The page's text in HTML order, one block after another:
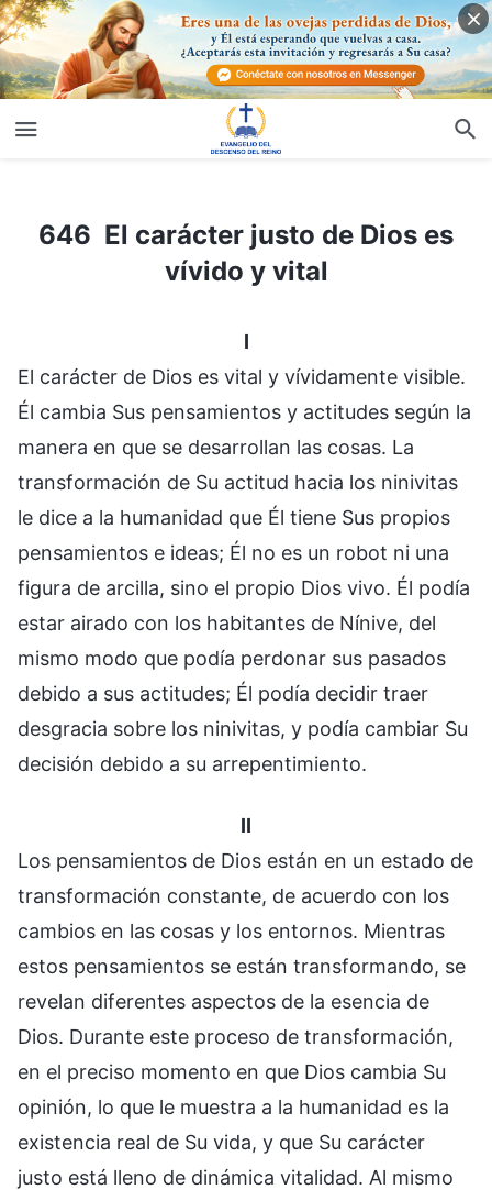
646 El carácter justo de Dios es vívido y vital
646 El carácter justo de Dios es
vívido y vital
I
El carácter de Dios es vital y vívidamente visible.
Él cambia Sus pensamientos y actitudes según la
manera en que se desarrollan las cosas. La
transformación de Su actitud hacia los ninivitas
le dice a la humanidad que Él tiene Sus propios
pensamientos e ideas; Él no es un robot ni una
figura de arcilla, sino el propio Dios vivo. Él podía
estar airado con los habitantes de Nínive, del
mismo modo que podía perdonar sus pasados
debido a sus actitudes; Él podía decidir traer
desgracia sobre los ninivitas, y podía cambiar Su
decisión debido a su arrepentimiento.
II
Los pensamientos de Dios están en un estado de
transformación constante, de acuerdo con los
cambios en las cosas y los entornos. Mientras
estos pensamientos se están transformando, se
revelan diferentes aspectos de la esencia de
Dios. Durante este proceso de transformación,
en el preciso momento en que Dios cambia Su
opinión, lo que le muestra a la humanidad es la
existencia real de Su vida, y que Su carácter
justo está lleno de dinámica vitalidad. Al mismo